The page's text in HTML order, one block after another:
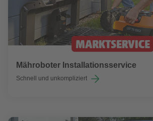
Mähroboter Installationsservice
Schnell und unkompliziert